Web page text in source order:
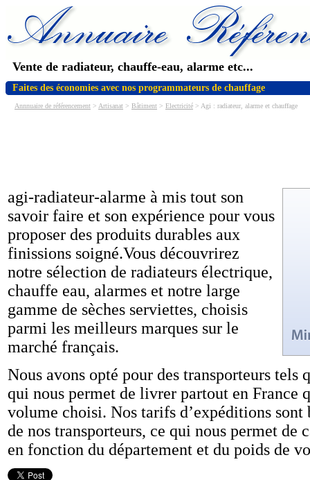
Vente de radiateur, chauffe-eau, alarme etc...
Faites des économies avec nos programmateurs de chauffage
Annnuaire de référencement > Artisanat > Bâtiment > Electricité > Agi : radiateur, alarme et chauffage
agi-radiateur-alarme à mis tout son
savoir faire et son expérience pour vous
proposer des produits durables aux
finissions soigné.Vous découvrirez
notre sélection de radiateurs électrique,
chauffe eau, alarmes et notre large
gamme de sèches serviettes, choisis
parmi les meilleurs marques sur le
marché français.
Nous avons opté pour des transporteurs tels
qui nous permet de livrer partout en France
volume choisi. Nos tarifs d’expéditions sont
de nos transporteurs, ce qui nous permet de
en fonction du département et du poids de